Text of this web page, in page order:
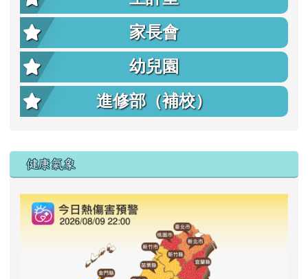
家長會
幼兒園
進修部（補校）
右邊區域內容
健康氣象